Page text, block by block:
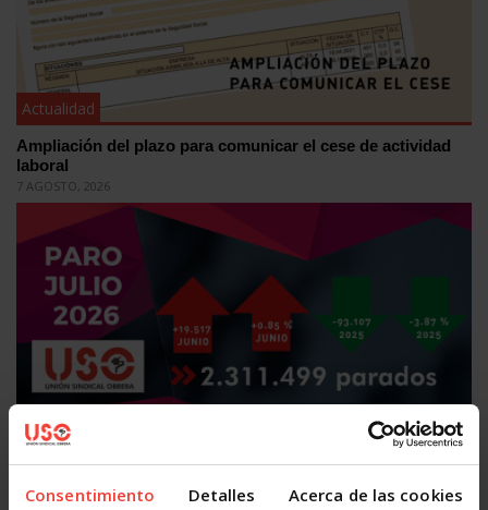
Consentimiento Detalles Acerca de las cookies
Actualidad
Ampliación del plazo para comunicar el cese de actividad
laboral
7 AGOSTO, 2026
Actualidad
4 AGOSTO, 2026